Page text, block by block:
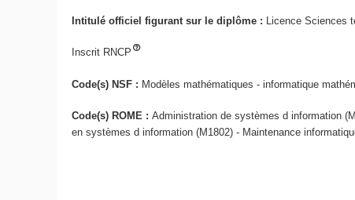
Intitulé officiel figurant sur le diplôme : Licence Sciences
Inscrit RNCP
Code(s) NSF : Modèles mathématiques - informatique
Code(s) ROME :Administration de systèmes d information
en systèmes d information (M1802) - Maintenance